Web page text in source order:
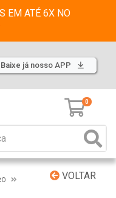
EM ATÉ 6X NO
Baixe já nosso APP
0
VOLTAR